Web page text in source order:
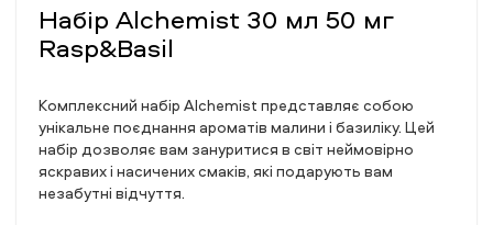
Набір Alchemist 30 мл 50 мг
Rasp&Basil
Комплексний набір Alchemist представляє собою
унікальне поєднання ароматів малини і базиліку. Цей
набір дозволяє вам зануритися в світ неймовірно
яскравих і насичених смаків, які подарують вам
незабутні відчуття.